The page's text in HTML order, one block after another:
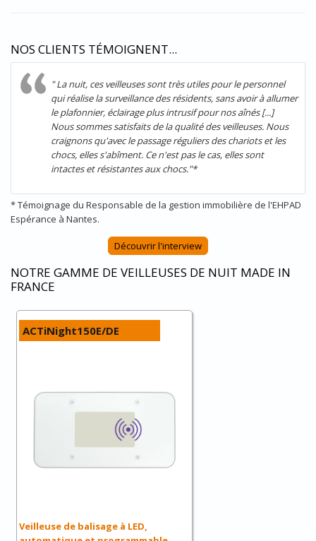
NOS CLIENTS TÉMOIGNENT...
" La nuit, ces veilleuses sont très utiles pour le personnel
qui réalise la surveillance des résidents, sans avoir à allumer
le plafonnier, éclairage plus intrusif pour nos aînés [...]
Nous sommes satisfaits de la qualité des veilleuses. Nous
craignons qu'avec le passage réguliers des chariots et les
chocs, elles s'abîment. Ce n'est pas le cas, elles sont
intactes et résistantes aux chocs."*
* Témoignage du Responsable de la gestion immobilière de l'EHPAD
Espérance à Nantes.
Découvrir l'interview
NOTRE GAMME DE VEILLEUSES DE NUIT MADE IN
FRANCE
ACTiNight150E/DE
Veilleuse de balisage à LED,